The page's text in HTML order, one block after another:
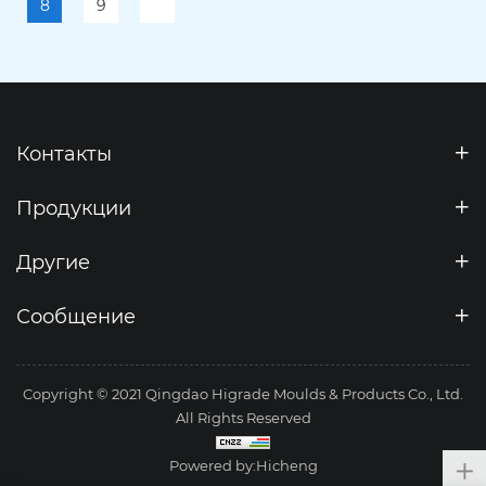
8
9
Контакты
Продукции
Другие
Сообщение
Copyright © 2021 Qingdao Higrade Moulds & Products Co., Ltd.
All Rights Reserved
Powered by:Hicheng